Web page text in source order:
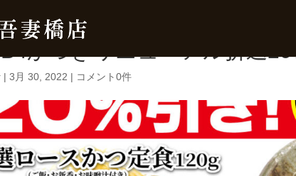
かつきリニューアル折込
|3月 30, 2022 | コメント0件